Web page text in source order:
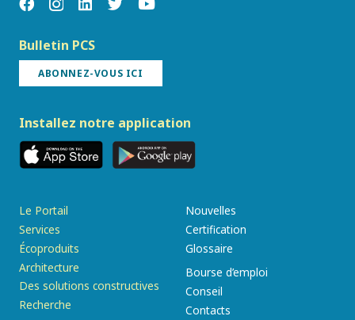
Bulletin PCS
ABONNEZ-VOUS ICI
Installez notre application
Le Portail
Services
Écoproduits
Architecture
Des solutions constructives
Recherche
Nouvelles
Certification
Glossaire
Bourse d’emploi
Conseil
Contacts